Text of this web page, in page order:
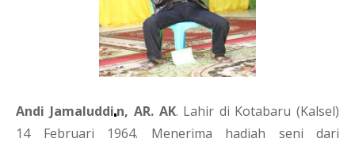
Andi Jamaluddi n, AR. AK. Lahir di Kotabaru (Kalsel)
14 Februari 1964. Menerima hadiah seni dari